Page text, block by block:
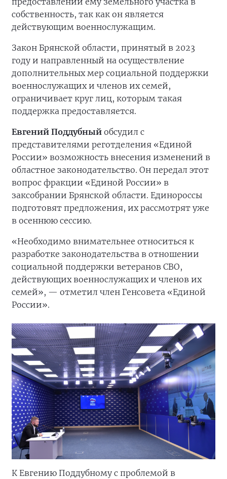
собственность, так как он является
действующим военнослужащим.
Закон Брянской области, принятый в 2023
году и направленный на осуществление
дополнительных мер социальной поддержки
военнослужащих и членов их семей,
ограничивает круг лиц, которым такая
поддержка предоставляется.
Евгений Поддубный обсудил с
представителями реготделения «Единой
России» возможность внесения изменений в
областное законодательство. Он передал этот
вопрос фракции «Единой России» в
заксобрании Брянской области. Единороссы
подготовят предложения, их рассмотрят уже
в осеннюю сессию.
«Необходимо внимательнее относиться к
разработке законодательства в отношении
социальной поддержки ветеранов СВО,
действующих военнослужащих и членов их
семей», — отметил член Генсовета «Единой
России».
К Евгению Поддубному с проблемой в